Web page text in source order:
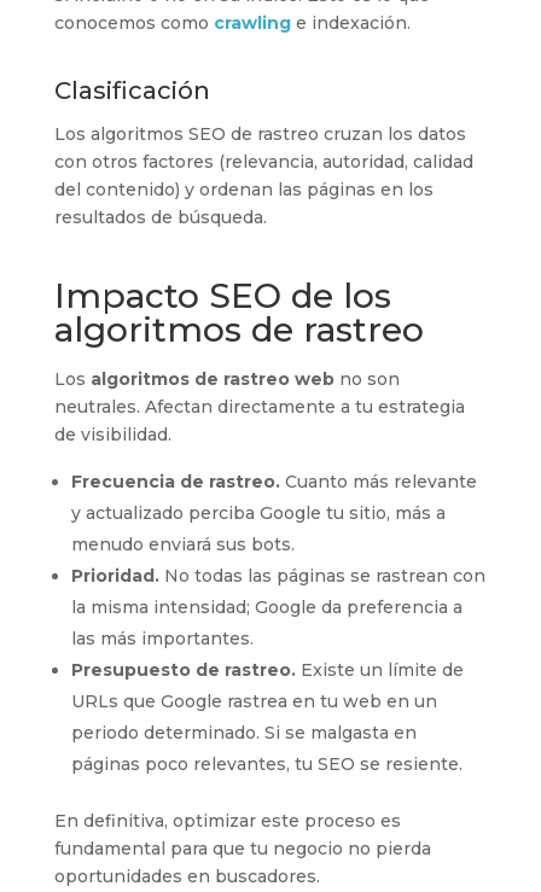
conocemos como crawling e indexación.
Clasificación
Los algoritmos SEO de rastreo cruzan los datos
con otros factores (relevancia, autoridad, calidad
del contenido) y ordenan las páginas en los
resultados de búsqueda.
Impacto SEO de los
algoritmos de rastreo
Los algoritmos de rastreo webno son
neutrales. Afectan directamente a tu estrategia
de visibilidad.
Frecuencia de rastreo.Cuanto más relevante
y actualizado perciba Google tu sitio, más a
menudo enviará sus bots.
Prioridad.No todas las páginas se rastrean con
la misma intensidad; Google da preferencia a
las más importantes.
Presupuesto de rastreo.Existe un límite de
URLs que Google rastrea en tu web en un
periodo determinado. Si se malgasta en
páginas poco relevantes, tu SEO se resiente.
En definitiva, optimizar este proceso es
fundamental para que tu negocio no pierda
oportunidades en buscadores.